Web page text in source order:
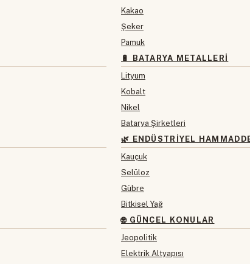
Kakao
Şeker
Pamuk
🔋 BATARYA METALLERI
Lityum
Kobalt
Nikel
Batarya Şirketleri
🌿 ENDÜSTRIYEL
Kauçuk
Selüloz
Gübre
Bitkisel Yağ
🌐 GÜNCEL KONULAR
Jeopolitik
Elektrik Altyapısı